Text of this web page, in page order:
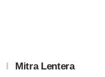
Mitra Lentera